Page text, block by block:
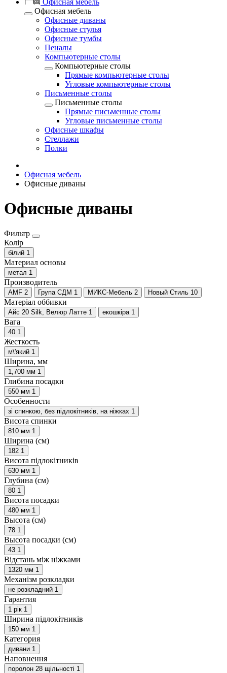
Офисная мебель
Офисная мебель
Офисные диваны
Офисные стулья
Офисные тумбы
Пеналы
Компьютерные столы
Компьютерные столы
Прямые компьютерные столы
Угловые компьютерные столы
Письменные столы
Письменные столы
Прямые письменные столы
Угловые письменные столы
Офисные шкафы
Стеллажи
Полки
Офисная мебель
Офисные диваны
Офисные диваны
Фильтр
Колір
білий 1
Материал основы
метал 1
Производитель
AMF 2 Група СДМ 1 МИКС-Мебель 2 Новый Стиль 10
Матеріал оббивки
Айс 20 Silk, Велюр Латте 1 екошкіра 1
Вага
40 1
Жесткость
м\'який 1
Ширина, мм
1,700 мм 1
Глибина посадки
550 мм 1
Особенности
зі спинкою, без підлокітників, на ніжках 1
Висота спинки
810 мм 1
Ширина (см)
182 1
Висота підлокітників
630 мм 1
Глубина (см)
80 1
Висота посадки
480 мм 1
Высота (см)
78 1
Высота посадки (см)
43 1
Відстань між ніжками
1320 мм 1
Механізм розкладки
не розкладний 1
Гарантия
1 рік 1
Ширина підлокітників
150 мм 1
Категория
дивани 1
Наповнення
поролон 28 щільності 1